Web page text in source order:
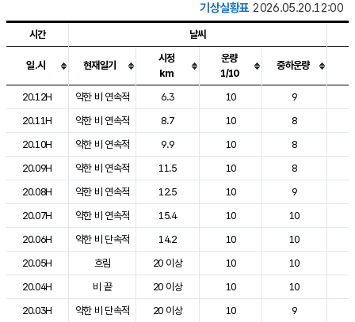
기상실황표 2026.05.20.12:00
도시별 기상실황표로 지점, 날씨, 기온, 강수, 바람, 기압등을 안내한 표입
시간 날씨
일.시 현재일기
시정
km
운량
1/10
중하운량
20.12H
약한 비 연속적 6.3 10 9
20.11H
약한 비 연속적 8.7 10 8
20.10H
약한 비 연속적 9.9 10 8
20.09H
약한 비 연속적 11.5 10 8
20.08H
약한 비 연속적 12.5 10 9
20.07H
약한 비 연속적 15.4 10 10
20.06H
약한 비 단속적 14.2 10 10
20.05H
흐림 20 이상 10 10
20.04H
비 끝 20 이상 10 10
20.03H
약한 비 단속적 20 이상 10 9